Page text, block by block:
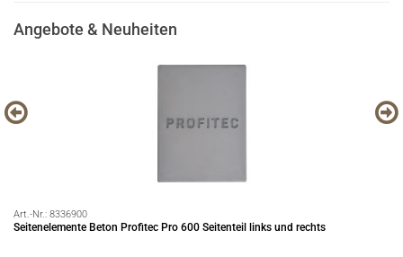
Angebote & Neuheiten
Art.-Nr.: 8336900
Seitenelemente Beton Profitec Pro 600 Seitenteil links und rechts